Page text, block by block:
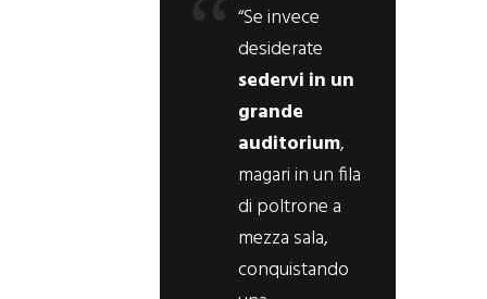
“Se invece
desiderate
sedervi in un
grande
auditorium,
magari in un fila
di poltrone a
mezza sala,
conquistando